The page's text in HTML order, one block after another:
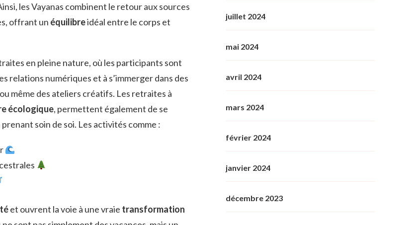
les Vayanas combinent le retour aux sources
offrant un équilibreidéal entre le corps et
en pleine nature, où les participants sont
relations numériques et à s’immerger dans des
même des ateliers créatifs. Les retraites à
écologique, permettent également de se
soin de soi. Les activités comme :
et ouvrent la voie à une vraie transformation
juillet 2024
mai 2024
avril 2024
mars 2024
février 2024
janvier 2024
décembre 2023